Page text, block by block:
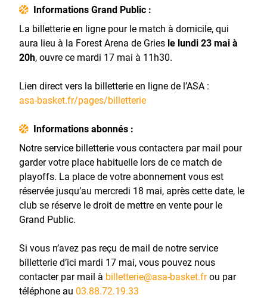
Informations Grand Public :
La billetterie en ligne pour le match à domicile, qui
aura lieu à la Forest Arena de Gries le lundi 23 mai à
20h, ouvre ce mardi 17 mai à 11h30.
Lien direct vers la billetterie en ligne de l’ASA :
asa-basket.fr/pages/billetterie
Informations abonnés :
Notre service billetterie vous contactera par mail pour
garder votre place habituelle lors de ce match de
playoffs. La place de votre abonnement vous est
réservée jusqu’au mercredi 18 mai, après cette date, le
club se réserve le droit de mettre en vente pour le
Grand Public.
Si vous n’avez pas reçu de mail de notre service
billetterie d’ici mardi 17 mai, vous pouvez nous
contacter par mail à billetterie@asa-basket.frou par
téléphone au 03.88.72.19.33